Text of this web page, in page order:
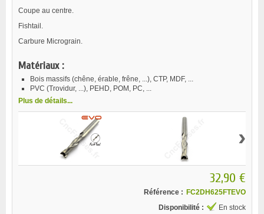
Coupe au centre.
Fishtail.
Carbure Micrograin.
Matériaux :
Bois massifs (chêne, érable, frêne, ...), CTP, MDF, ...
PVC (Trovidur, ...), PEHD, POM, PC, ...
Plus de détails...
›
32,90 €
Référence : FC2DH625FTEVO
Disponibilité :
En stock